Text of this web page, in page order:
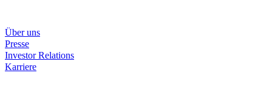
Über uns
Presse
Investor Relations
Karriere